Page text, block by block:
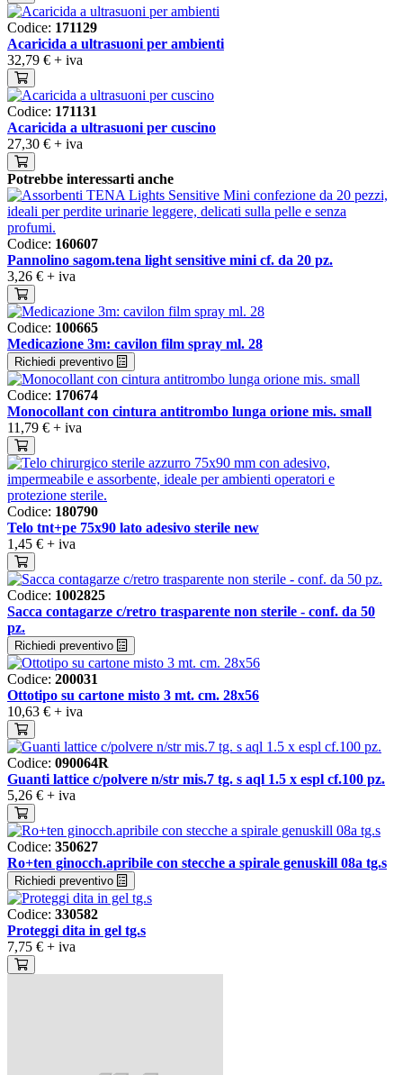
Codice: 171129
Acaricida a ultrasuoni per ambienti
32,79 € + iva
Codice: 171131
Acaricida a ultrasuoni per cuscino
27,30 € + iva
Potrebbe interessarti anche
Codice: 160607
Pannolino sagom.tena light sensitive mini cf. da 20 pz.
3,26 € + iva
Codice: 100665
Medicazione 3m: cavilon film spray ml. 28
Richiedi preventivo
Codice: 170674
Monocollant con cintura antitrombo lunga orione mis. small
11,79 € + iva
Codice: 180790
Telo tnt+pe 75x90 lato adesivo sterile new
1,45 € + iva
Codice: 1002825
Sacca contagarze c/retro trasparente non sterile - conf. da 50
pz.
Richiedi preventivo
Codice: 200031
Ottotipo su cartone misto 3 mt. cm. 28x56
10,63 € + iva
Codice: 090064R
Guanti lattice c/polvere n/str mis.7 tg. s aql 1.5 x espl cf.100 pz.
5,26 € + iva
Codice: 350627
Ro+ten ginocch.apribile con stecche a spirale genuskill 08a tg.s
Richiedi preventivo
Codice: 330582
Proteggi dita in gel tg.s
7,75 € + iva
chiusura estiva, gli ultimi ordini utili per la
saranno regolarmente registrati, ma le
spedizioni riprenderanno con regolarità a
partire da lunedì 24 agosto.